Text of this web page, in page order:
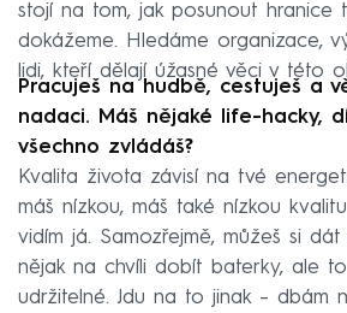
stojí na tom, jak posunout hranice
dokážeme. Hledáme organizace,
lidi, kteří dělají úžasné věci v této
Pracuješ na hudbě, cestuješ a
nadaci. Máš nějaké life-hacky,
všechno zvládáš?
Kvalita života závisí na tvé
máš nízkou, máš také nízkou
vidím já. Samozřejmě, můžeš si
nějak na chvíli dobít baterky, ale
udržitelné. Jdu na to jinak – dbám